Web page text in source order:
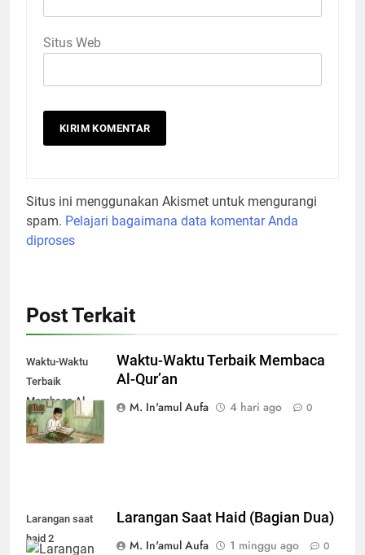
Situs Web
Situs ini menggunakan Akismet untuk mengurangi
spam. Pelajari bagaimana data komentar Anda
diproses
Post Terkait
Waktu-Waktu
Terbaik
Membaca Al-
Qur’an
Waktu-Waktu Terbaik Membaca
Al-Qur’an
M. In'amul Aufa
4 hari ago 0
Larangan saat
haid 2
Larangan Saat Haid (Bagian Dua)
M. In'amul Aufa
1 minggu ago 0